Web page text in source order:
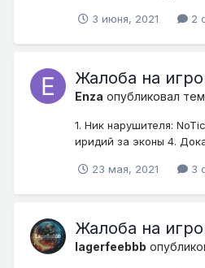
3 июня, 2021 2
Жалоба на
Enza опубликовал
1. Ник нарушителя:
иридий за эконы 4.
23 мая, 2021 3
Жалоба на
lagerfeebbb